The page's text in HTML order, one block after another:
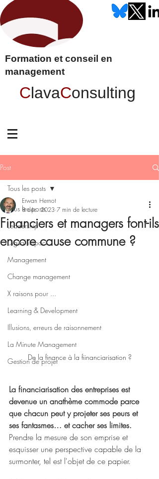
Formation et conseil en
management
ClavaConsulting
Post
Tous les posts
Leadership
Digital impact
Management
Change management
X raisons pour ...
Learning & Development
Illusions, erreurs de raisonnement
La Minute Management
Gestion de projet
Tous les posts
Financiers et managers font-ils
encore cause commune ?
Erwan Hernot
8 déc. 2023 7 min de lecture
De la finance à la fiinanciarisation ?
La financiarisation des entreprises est
devenue un anathème commode parce
que chacun peut y projeter ses peurs et
ses fantasmes… et cacher ses limites.
Prendre la mesure de son emprise et
esquisser une perspective capable de la
surmonter, tel est l'objet de ce papier.